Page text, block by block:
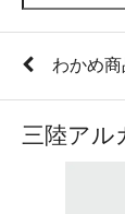
わかめ商
三陸アル